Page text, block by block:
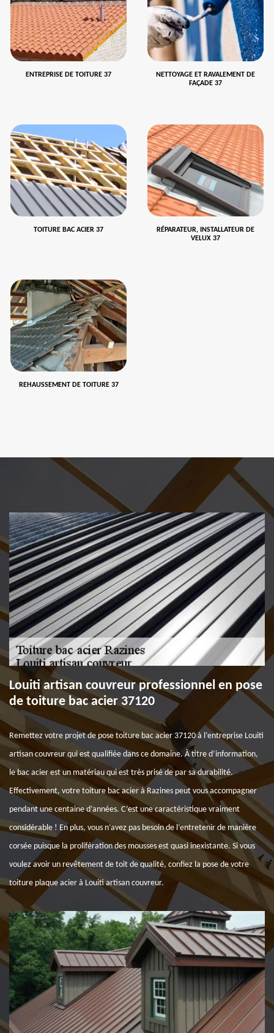
ENTREPRISE DE TOITURE 37
NETTOYAGE ET RAVALEMENT DE
FAÇADE 37
TOITURE BAC ACIER 37
RÉPARATEUR, INSTALLATEUR DE
VELUX 37
REHAUSSEMENT DE TOITURE 37
Louiti artisan couvreur professionnel en pose
de toiture bac acier 37120
Remettez votre projet de pose toiture bac acier 37120 à l’entreprise Louiti
artisan couvreur qui est qualifiée dans ce domaine. À titre d’information,
le bac acier est un matériau qui est très prisé de par sa durabilité.
Effectivement, votre toiture bac acier à Razines peut vous accompagner
pendant une centaine d’années. C’est une caractéristique vraiment
considérable ! En plus, vous n’avez pas besoin de l’entretenir de manière
corsée puisque la prolifération des mousses est quasi inexistante. Si vous
voulez avoir un revêtement de toit de qualité, confiez la pose de votre
toiture plaque acier à Louiti artisan couvreur.